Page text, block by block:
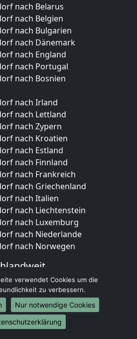
nach Belarus
nach Belgien
nach Bulgarien
nach Dänemark
nach England
nach Portugal
nach Bosnien
nach Irland
nach Lettland
nach Zypern
nach Kroatien
nach Estland
nach Finnland
nach Frankreich
nach Griechenland
nach Italien
nach Liechtenstein
nach Luxemburg
nach Niederlande
nach Norwegen
nach Berlin
nach Hamburg
nach München
nach Köln
nach Frankfurt am Main
verwendet Cookies um die
zu verbessern.
Nur notwendige Cookies